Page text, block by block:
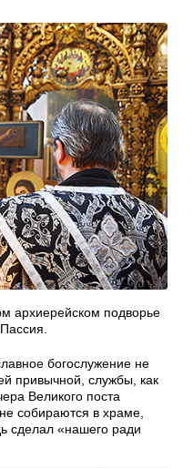
архиерейском подворье
богослужение не
привычной, службы, как
Великого поста
собираются в храме,
сделал «нашего ради